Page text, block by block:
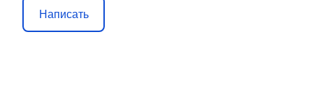
Написать